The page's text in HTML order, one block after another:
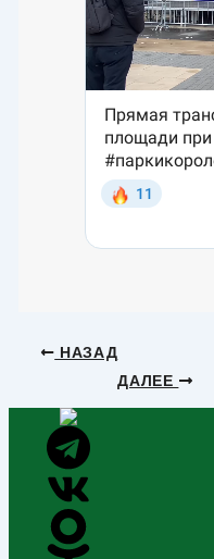
НАЗАД
ДАЛЕЕ